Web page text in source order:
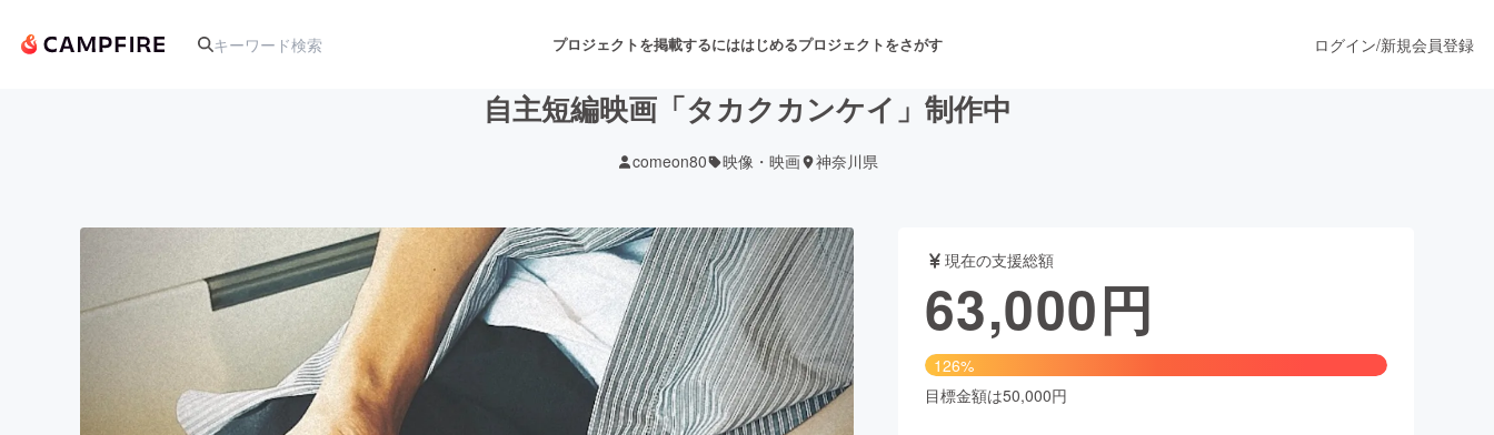
プロジェクトを掲載するにははじめるプロジェクトをさがす
アート・写真 音楽 舞台・パフォーマンス
テクノロジー・ガジェット ゲーム・サービス開発 フード・飲食店 ファッション
映像・映画 書籍・雑誌出版 アニメ・漫画
ログイン/新規会員登録
自主短編映画「タカクカンケイ」制作中
comeon80 映像・映画 神奈川県
現在の支援総額
63,000円
126%
目標金額は50,000円